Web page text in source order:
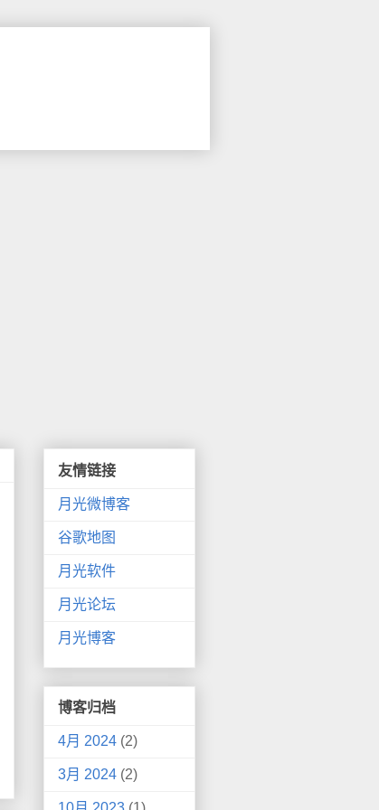
友情链接
月光微博客
谷歌地图
月光软件
月光论坛
月光博客
博客归档
4月 2024 (2)
3月 2024 (2)